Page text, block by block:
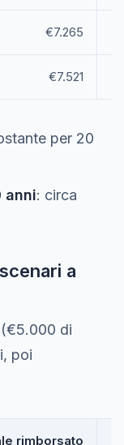
€7.265
€7.521
per 20
anni: circa
a
(€5.000 di
poi
rimborsato